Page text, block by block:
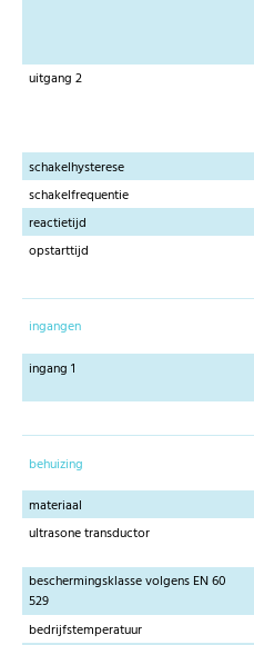
uitgang 2
schakelhysterese
schakelfrequentie
reactietijd
opstarttijd
ingangen
ingang 1
behuizing
materiaal
ultrasone transductor
beschermingsklasse volgens EN 60
529
bedrijfstemperatuur